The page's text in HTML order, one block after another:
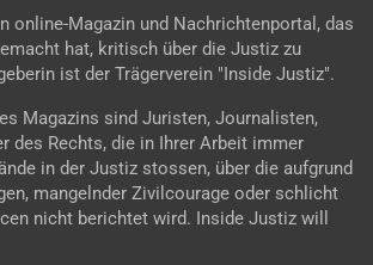
online-Magazin und Nachrichtenportal, das
hat, kritisch über die Justiz zu
ist der Trägerverein "Inside Justiz".
Magazins sind Juristen, Journalisten,
des Rechts, die in Ihrer Arbeit immer
in der Justiz stossen, über die aufgrund
mangelnder Zivilcourage oder schlicht
nicht berichtet wird. Inside Justiz will